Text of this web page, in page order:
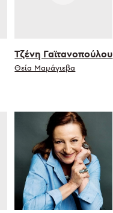
Τζένη Γαϊτανοπούλου
Θεία Μαμάγιεβα